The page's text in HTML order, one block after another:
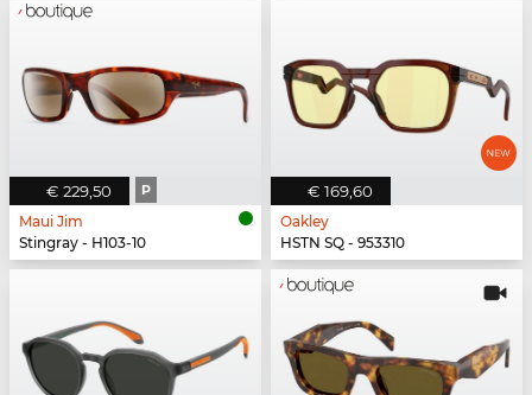
€ 229,50 P
Maui Jim
Stingray - H103-10
€ 169,60
Oakley
HSTN SQ - 953310